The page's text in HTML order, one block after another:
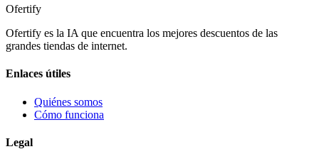
Ofertify
Ofertify es la IA que encuentra los mejores descuentos de las
grandes tiendas de internet.
Enlaces útiles
Quiénes somos
Cómo funciona
Legal